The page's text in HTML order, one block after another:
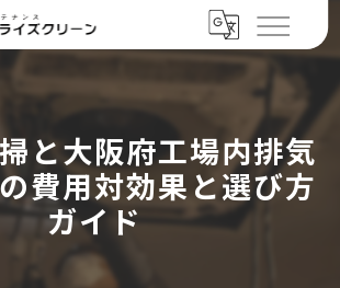
と大阪府工場内排気
費用対効果と選び方
ガイド